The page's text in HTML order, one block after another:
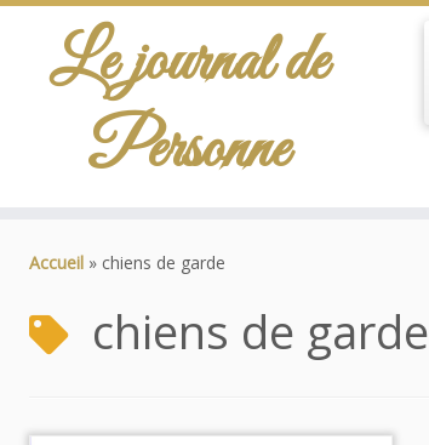
Le journal de
Personne
Accueil » chiens de garde
chiens de garde